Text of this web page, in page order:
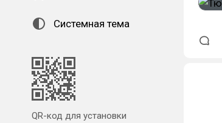
Системная тема
QR-код для установки